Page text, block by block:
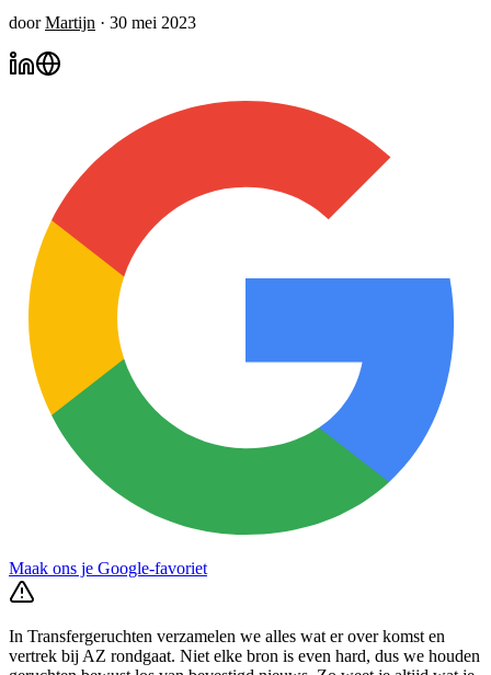
door Martijn · 30 mei 2023
Maak ons je Google-favoriet
In Transfergeruchten verzamelen we alles wat er over komst en
vertrek bij AZ rondgaat. Niet elke bron is even hard, dus we houden